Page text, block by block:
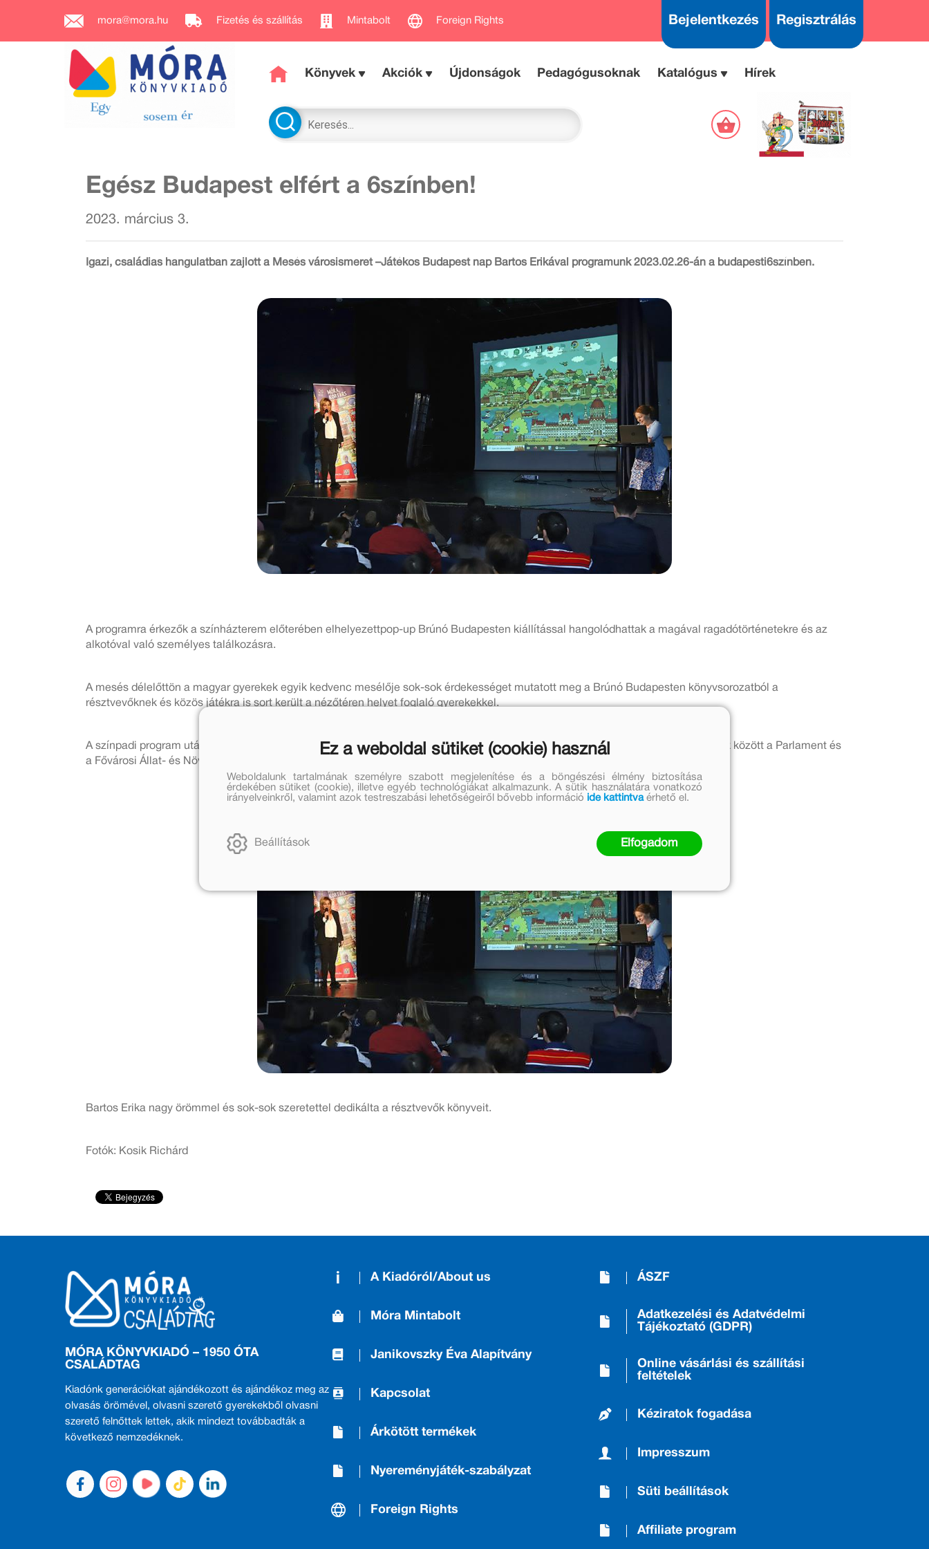
mora@mora.hu Fizetés és szállítás Mintabolt Foreign Rights Bejelentkezés Regisztrálás
Könyvek Akciók Újdonságok Pedagógusoknak Katalógus Hírek
Egész Budapest elfért a 6színben!
2023. március 3.
Igazi, családias hangulatban zajlott a Mesés városismeret –Játékos Budapest nap Bartos Erikával programunk 2023.02.26-án a budapesti6színben.
A programra érkezők a színházterem előterében elhelyezettpop-up Brúnó Budapesten kiállítással hangolódhattak a magával ragadótörténetekre és az
alkotóval való személyes találkozásra.
A mesés délelőttön a magyar gyerekek egyik kedvenc mesélője sok-sok érdekességet mutatott meg a Brúnó Budapesten könyvsorozatból a
résztvevőknek és közös játékra is sort került a nézőtéren helyet foglaló gyerekekkel.
A színpadi program után a vállalkozó kedvűek különleges nyomdatechnikával készíthettek képeket, melyeken hazavihették többek között a Parlament és
a Fővárosi Állat- és Növénykert elefántos kapujának lenyomatát.
Bartos Erika nagy örömmel és sok-sok szeretettel dedikálta a résztvevők könyveit.
Fotók: Kosik Richárd
MÓRA KÖNYVKIADÓ – 1950 ÓTA
CSALÁDTAG
Kiadónk generációkat ajándékozott és ajándékoz meg az
olvasás örömével, olvasni szerető gyerekekből olvasni
szerető felnőttek lettek, akik mindezt továbbadták a
következő nemzedéknek.
A Kiadóról/About us
Móra Mintabolt
Janikovszky Éva Alapítvány
Kapcsolat
Árkötött termékek
Nyereményjáték-szabályzat
Foreign Rights
ÁSZF
Adatkezelési és Adatvédelmi
Tájékoztató (GDPR)
Online vásárlási és szállítási
feltételek
Kéziratok fogadása
Impresszum
Süti beállítások
Affiliate program
Ez a weboldal sütiket (cookie) használ
Weboldalunk tartalmának személyre szabott megjelenítése és a böngészési élmény biztosítása
érdekében sütiket (cookie), illetve egyéb technológiákat alkalmazunk. A sütik használatára vonatkozó
irányelveinkről, valamint azok testreszabási lehetőségeiről bővebb információ ide kattintvaérhető el.
Beállítások Elfogadom